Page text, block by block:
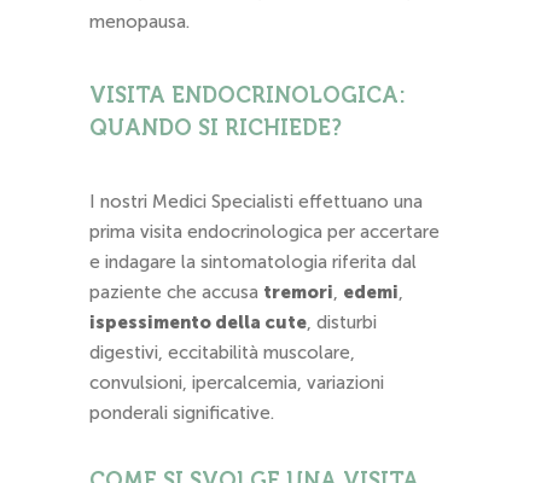
menopausa.
VISITA ENDOCRINOLOGICA:
QUANDO SI RICHIEDE?
I nostri Medici Specialisti effettuano una
prima visita endocrinologica per accertare
e indagare la sintomatologia riferita dal
paziente che accusa tremori, edemi,
ispessimento della cute, disturbi
digestivi, eccitabilità muscolare,
convulsioni, ipercalcemia, variazioni
ponderali significative.